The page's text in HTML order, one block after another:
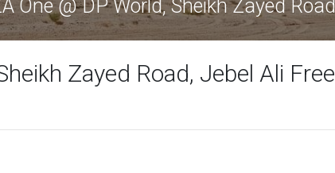
Sheikh Zayed Road , Dubaï
Zayed Road, Jebel Ali Free